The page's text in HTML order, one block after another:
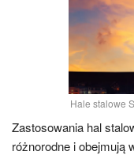
Hale stalowe
Zastosowania hal
różnorodne i obejmują